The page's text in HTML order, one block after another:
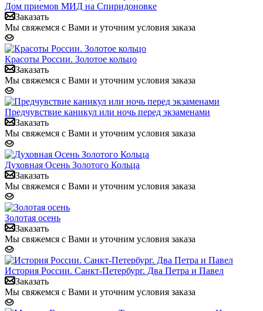
Дом приемов МИД на Спиридоновке
Заказать
Мы свяжемся с Вами и уточним условия заказа
Красоты России. Золотое кольцо
Заказать
Мы свяжемся с Вами и уточним условия заказа
Предчувствие каникул или ночь перед экзаменами
Заказать
Мы свяжемся с Вами и уточним условия заказа
Духовная Осень Золотого Кольца
Заказать
Мы свяжемся с Вами и уточним условия заказа
Золотая осень
Заказать
Мы свяжемся с Вами и уточним условия заказа
История России. Санкт-Петербург. Два Петра и Павел
Заказать
Мы свяжемся с Вами и уточним условия заказа